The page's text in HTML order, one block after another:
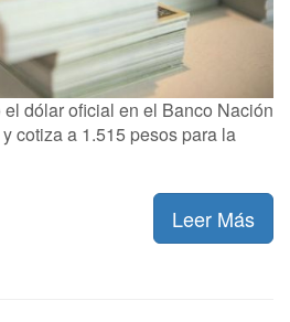
dólar oficial en el Banco Nación
cotiza a 1.515 pesos para la
Leer Más